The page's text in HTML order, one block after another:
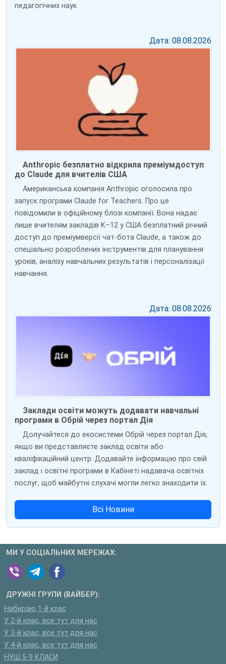
педагогічних наук
Дата: 08.08.2026
Anthropic безплатно відкрила преміумдоступ
до Claude для вчителів США
Американська компанія Anthropic оголосила про
запуск програми Claude for Teachers. Про це
повідомили в офіційному блозі компанії. Вона надає
лише вчителям закладів K–12 у США безплатний річний
доступ до преміумверсії чат-бота Claude, а також до
спеціально розроблених інструментів для планування
уроків, аналізу навчальних результатів і персоналізації
навчання.
Дата: 08.08.2026
Заклади освіти можуть додавати навчальні
програми в Обрій через портал Дія
Долучайтеся до екосистеми Обрій через портал Дія,
якщо ви представляєте заклад освіти або
кваліфікаційний центр. Додавайте інформацію про свій
заклад і освітні програми в Кабінеті надавача освітніх
послуг, щоб майбутні слухачі могли легко знаходити їх.
Всі Новини
МИ У СОЦІАЛЬНИХ МЕРЕЖАХ:
ДРУЖНІ ГРУПИ (ВАЙБЕР):
Набираю 1-й клас
У 2-й клас, все тут для нас
У 3-й клас, все тут для нас
У 4-й клас, все тут для нас
НУШ 5-9 КЛАСИ